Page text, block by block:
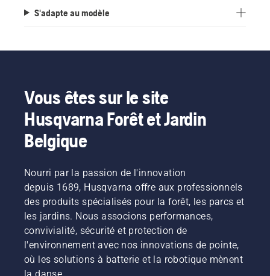
S'adapte au modèle
Vous êtes sur le site
Husqvarna Forêt et Jardin
Belgique
Nourri par la passion de l'innovation
depuis 1689, Husqvarna offre aux professionnels
des produits spécialisés pour la forêt, les parcs et
les jardins. Nous associons performances,
convivialité, sécurité et protection de
l'environnement avec nos innovations de pointe,
où les solutions à batterie et la robotique mènent